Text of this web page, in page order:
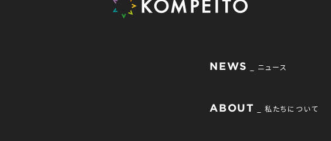
NEWS ニュース
ABOUT 私たちについて